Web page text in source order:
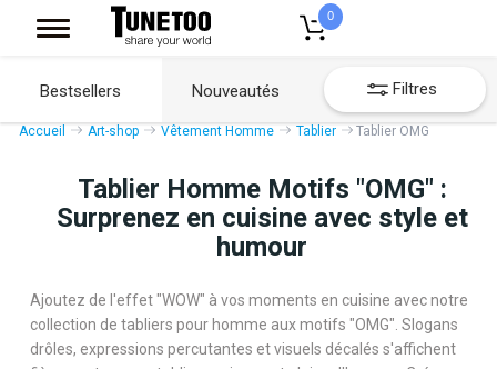
0
Bestsellers Nouveautés Filtres
Accueil Art-shop Vêtement Homme Tablier Tablier OMG
Tablier Homme Motifs "OMG" :
Surprenez en cuisine avec style et
humour
Ajoutez de l'effet "WOW" à vos moments en cuisine avec notre
collection de tabliers pour homme aux motifs "OMG". Slogans
drôles, expressions percutantes et visuels décalés s'affichent